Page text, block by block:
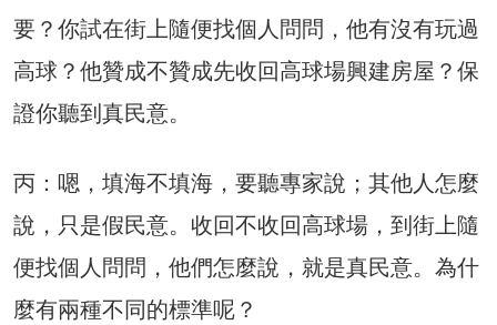
要？你試在街上隨便找個人問問，他有沒有玩過
高球？他贊成不贊成先收回高球場興建房屋？保
證你聽到真民意。
丙：嗯，填海不填海，要聽專家說；其他人怎麼
說，只是假民意。收回不收回高球場，到街上隨
便找個人問問，他們怎麼說，就是真民意。為什
麼有兩種不同的標準呢？